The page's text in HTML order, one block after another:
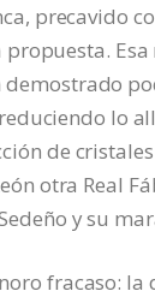
precavido
lo
de
otra Real
y su
fracaso: la